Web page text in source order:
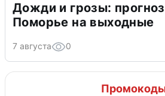
Дожди и грозы:
Поморье на выходные
7 августа 0